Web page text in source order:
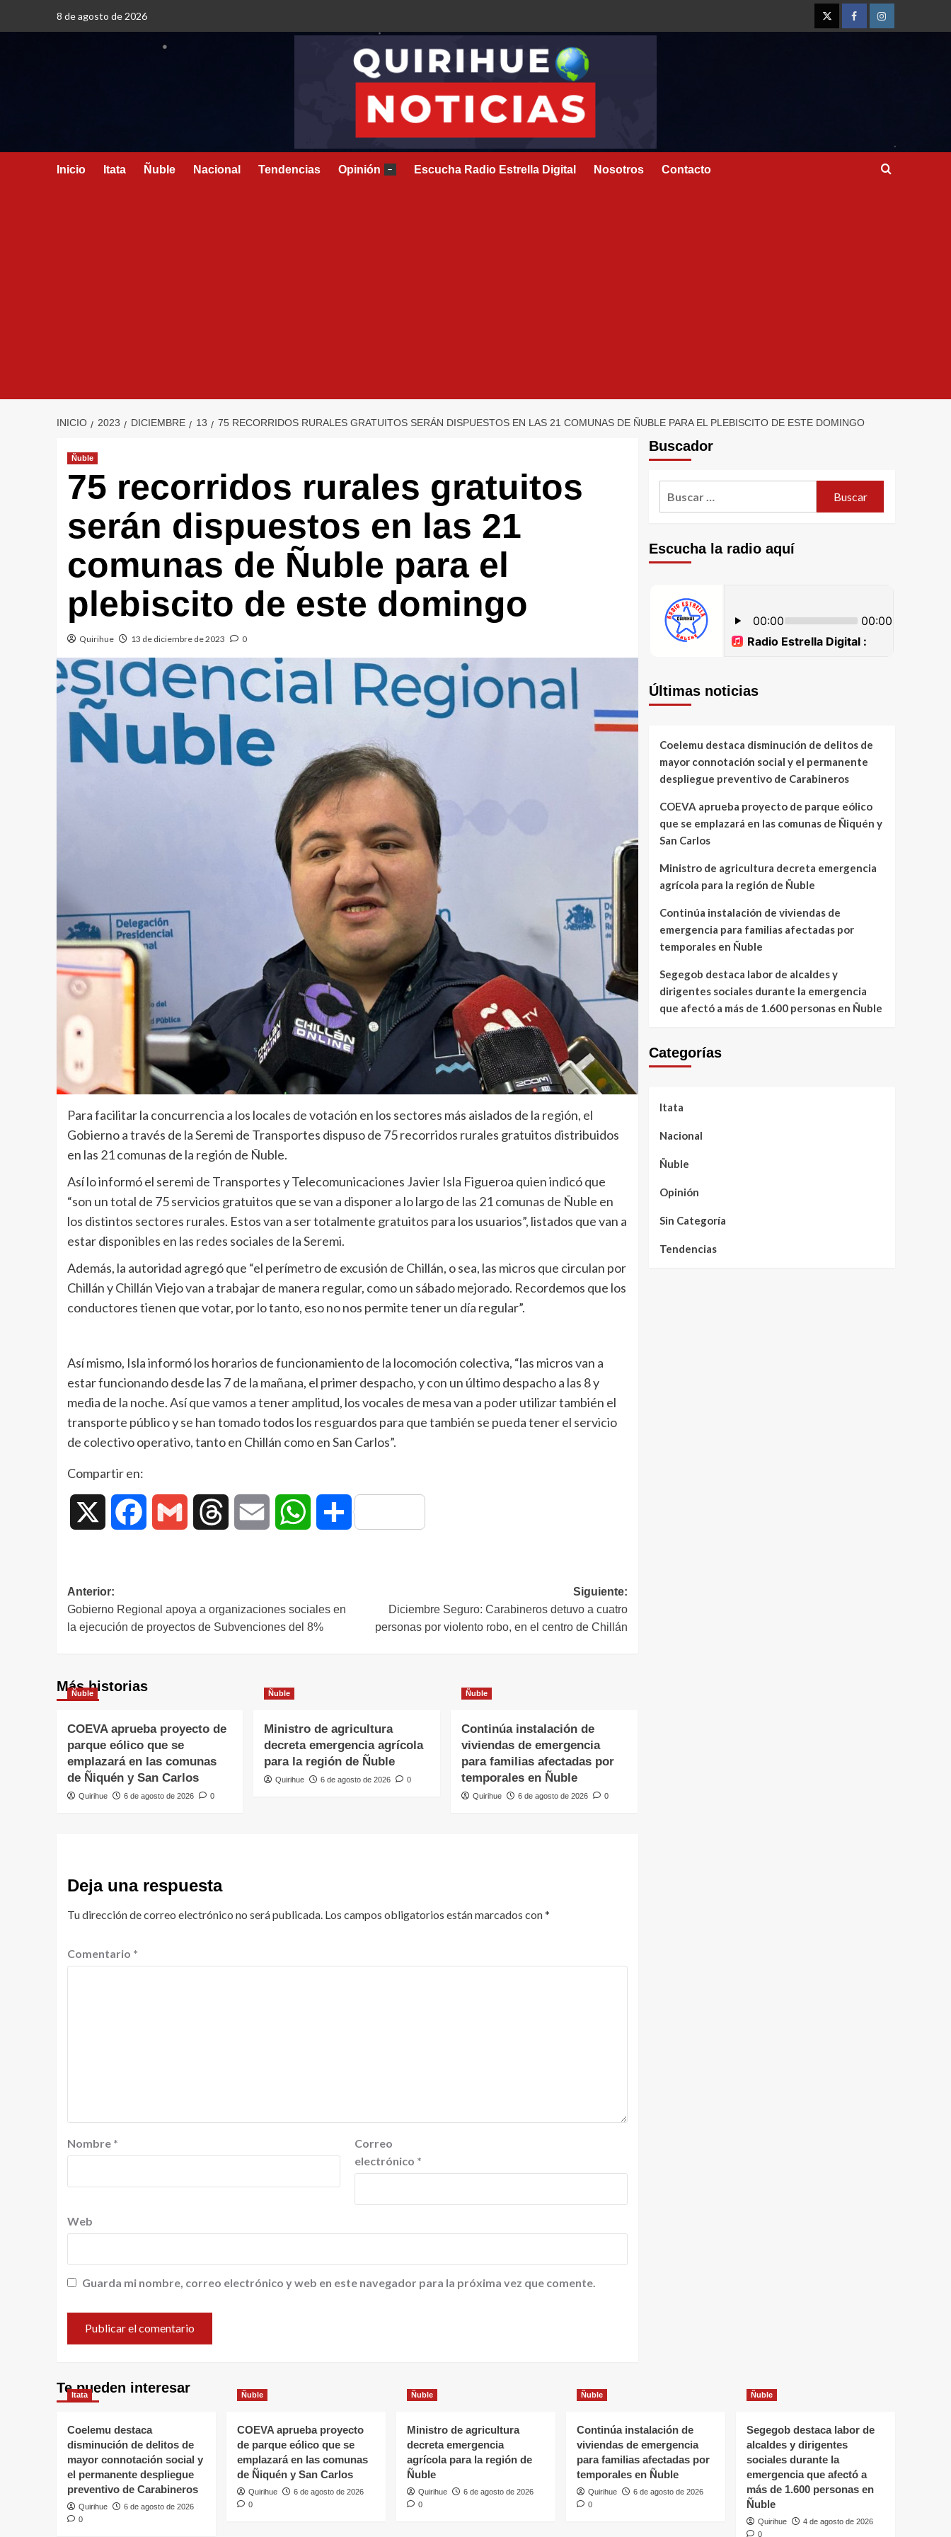
8 de agosto de 2026
Inicio Itata Ñuble Nacional Tendencias Opinión – Escucha Radio Estrella Digital Nosotros Contacto
INICIO 2023 DICIEMBRE 13 75 RECORRIDOS RURALES GRATUITOS SERÁN DISPUESTOS EN LAS 21 COMUNAS DE ÑUBLE PARA EL PLEBISCITO DE ESTE DOMINGO
Ñuble
75 recorridos rurales gratuitos
serán dispuestos en las 21
comunas de Ñuble para el
plebiscito de este domingo
Quirihue 13 de diciembre de 2023 0
Para facilitar la concurrencia a los locales de votación en los sectores más aislados de la región, el
Gobierno a través de la Seremi de Transportes dispuso de 75 recorridos rurales gratuitos distribuidos
en las 21 comunas de la región de Ñuble.
Así lo informó el seremi de Transportes y Telecomunicaciones Javier Isla Figueroa quien indicó que
“son un total de 75 servicios gratuitos que se van a disponer a lo largo de las 21 comunas de Ñuble en
los distintos sectores rurales. Estos van a ser totalmente gratuitos para los usuarios”, listados que van a
estar disponibles en las redes sociales de la Seremi.
Además, la autoridad agregó que “el perímetro de excusión de Chillán, o sea, las micros que circulan por
Chillán y Chillán Viejo van a trabajar de manera regular, como un sábado mejorado. Recordemos que los
conductores tienen que votar, por lo tanto, eso no nos permite tener un día regular”.
Así mismo, Isla informó los horarios de funcionamiento de la locomoción colectiva, “las micros van a
estar funcionando desde las 7 de la mañana, el primer despacho, y con un último despacho a las 8 y
media de la noche. Así que vamos a tener amplitud, los vocales de mesa van a poder utilizar también el
transporte público y se han tomado todos los resguardos para que también se pueda tener el servicio
de colectivo operativo, tanto en Chillán como en San Carlos”.
Compartir en:
Facebook Gmail Threads Email WhatsAppCompartir
Anterior:
Gobierno Regional apoya a organizaciones sociales en
la ejecución de proyectos de Subvenciones del 8%
Siguiente:
Diciembre Seguro: Carabineros detuvo a cuatro
personas por violento robo, en el centro de Chillán
Más historias
Ñuble
COEVA aprueba proyecto de
parque eólico que se
emplazará en las comunas
de Ñiquén y San Carlos
Quirihue 6 de agosto de 2026 0
Ñuble
Ministro de agricultura
decreta emergencia agrícola
para la región de Ñuble
Quirihue 6 de agosto de 2026 0
Ñuble
Continúa instalación de
viviendas de emergencia
para familias afectadas por
temporales en Ñuble
Quirihue 6 de agosto de 2026 0
Deja una respuesta
Tu dirección de correo electrónico no será publicada. Los campos obligatorios están marcados con*
Comentario *
Nombre *
Correo
electrónico *
Web
Guarda mi nombre, correo electrónico y web en este navegador para la próxima vez que comente.
Buscador
Escucha la radio aquí
Últimas noticias
Coelemu destaca disminución de delitos de
mayor connotación social y el permanente
despliegue preventivo de Carabineros
COEVA aprueba proyecto de parque eólico
que se emplazará en las comunas de Ñiquén y
San Carlos
Ministro de agricultura decreta emergencia
agrícola para la región de Ñuble
Continúa instalación de viviendas de
emergencia para familias afectadas por
temporales en Ñuble
Segegob destaca labor de alcaldes y
dirigentes sociales durante la emergencia
que afectó a más de 1.600 personas en Ñuble
Categorías
Itata
Nacional
Ñuble
Opinión
Sin Categoría
Tendencias
Te pueden interesar
Itata
Coelemu destaca
disminución de delitos de
mayor connotación social y
el permanente despliegue
preventivo de Carabineros
Quirihue
6 de agosto de 2026
0
Ñuble
COEVA aprueba proyecto
de parque eólico que se
emplazará en las comunas
de Ñiquén y San Carlos
Quirihue
6 de agosto de 2026
0
Ñuble
Ministro de agricultura
decreta emergencia
agrícola para la región de
Ñuble
Quirihue
6 de agosto de 2026
0
Ñuble
Continúa instalación de
viviendas de emergencia
para familias afectadas por
temporales en Ñuble
Quirihue
6 de agosto de 2026
0
Ñuble
Segegob destaca labor de
alcaldes y dirigentes
sociales durante la
emergencia que afectó a
más de 1.600 personas en
Ñuble
Quirihue
4 de agosto de 2026
0